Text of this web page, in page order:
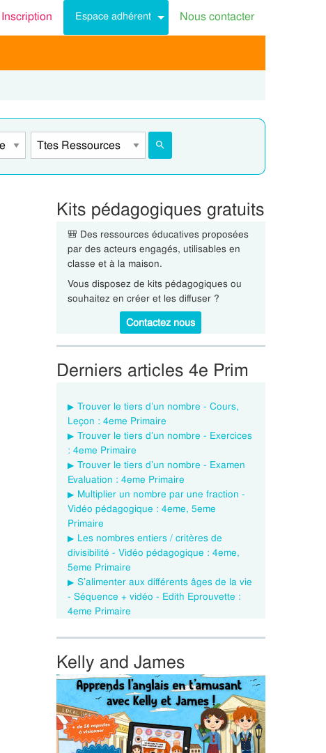
Inscription Espace adhérent Nous contacter
Kits pédagogiques gratuits
🎒 Des ressources éducatives proposées
par des acteurs engagés, utilisables en
classe et à la maison.
Vous disposez de kits pédagogiques ou
souhaitez en créer et les diffuser ?
Contactez nous
Derniers articles 4e Prim
Trouver le tiers d’un nombre - Cours,
Leçon : 4eme Primaire
Trouver le tiers d’un nombre - Exercices
: 4eme Primaire
Trouver le tiers d’un nombre - Examen
Evaluation : 4eme Primaire
Multiplier un nombre par une fraction -
Vidéo pédagogique : 4eme, 5eme
Primaire
Les nombres entiers / critères de
divisibilité - Vidéo pédagogique : 4eme,
5eme Primaire
S’alimenter aux différents âges de la vie
- Séquence + vidéo - Edith Eprouvette :
4eme Primaire
Kelly and James